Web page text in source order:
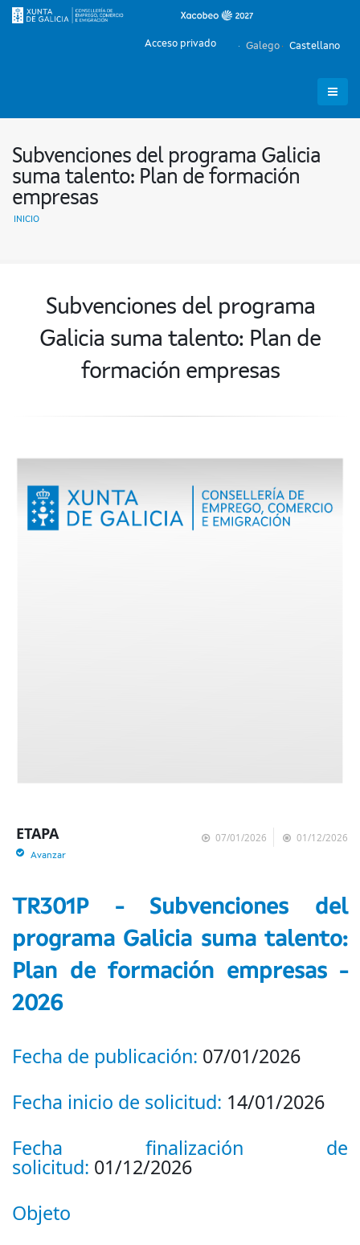
Galego Castellano
Acceso privado
Subvenciones del programa Galicia
suma talento: Plan de formación
empresas
INICIO
Subvenciones del programa
Galicia suma talento: Plan de
formación empresas
07/01/2026 01/12/2026
ETAPA
Avanzar
TR301P - Subvenciones del
programa Galicia suma talento:
Plan de formación empresas -
2026
Fecha de publicación: 07/01/2026
Fecha inicio de solicitud: 14/01/2026
Fecha finalización de
solicitud: 01/12/2026
Objeto